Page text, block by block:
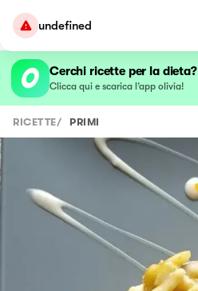
undefined
Cerchi ricette per la dieta?
Clicca qui e scarica l’app olivia!
RICETTE/ PRIMI